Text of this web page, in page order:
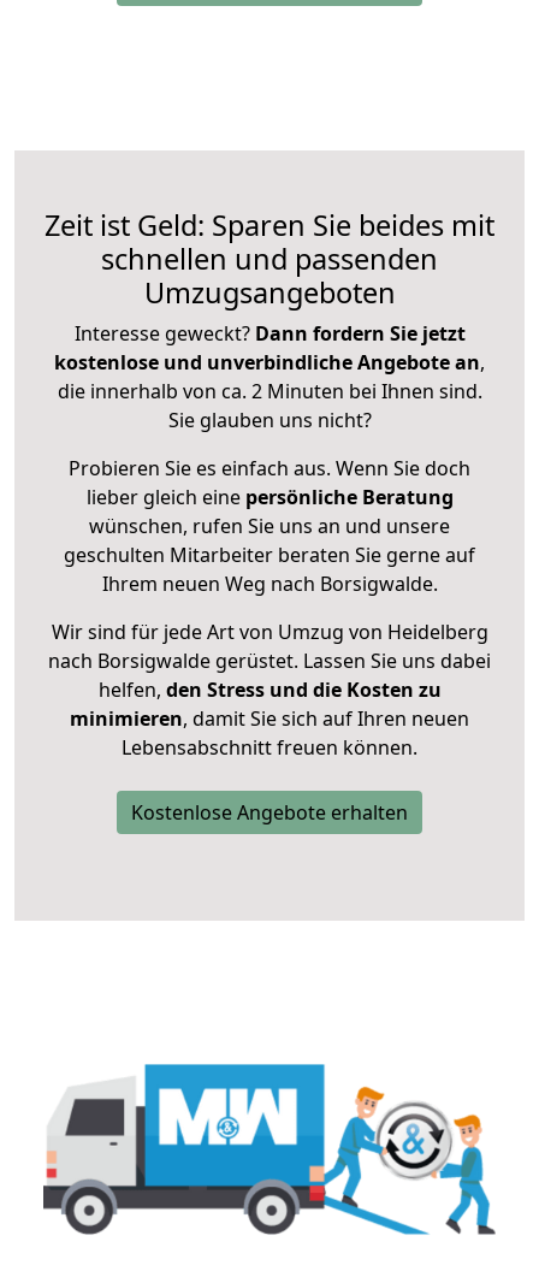
Zeit ist Geld: Sparen Sie beides mit
schnellen und passenden
Umzugsangeboten
Interesse geweckt? Dann fordern Sie jetzt
kostenlose und unverbindliche Angebote an,
die innerhalb von ca. 2 Minuten bei Ihnen sind.
Sie glauben uns nicht?
Probieren Sie es einfach aus. Wenn Sie doch
lieber gleich eine persönliche Beratung
wünschen, rufen Sie uns an und unsere
geschulten Mitarbeiter beraten Sie gerne auf
Ihrem neuen Weg nach Borsigwalde.
Wir sind für jede Art von Umzug von Heidelberg
nach Borsigwalde gerüstet. Lassen Sie uns dabei
helfen, den Stress und die Kosten zu
minimieren, damit Sie sich auf Ihren neuen
Lebensabschnitt freuen können.
Kostenlose Angebote erhalten